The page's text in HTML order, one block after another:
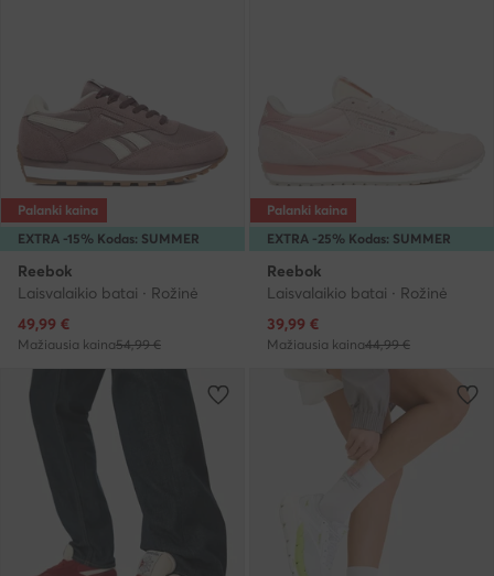
EXTRA -15% Kodas: SUMMER
Palanki kaina
Reebok
Laisvalaikio batai · Rožinė
Dabartinė kaina
49,99 €
Mažiausia kaina54,99 €
EXTRA -25% Kodas: SUMMER
Palanki kaina
Reebok
Laisvalaikio batai · Rožinė
Dabartinė kaina
39,99 €
Mažiausia kaina44,99 €